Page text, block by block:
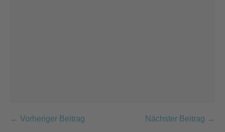
Beitragsnavigation
← Vorheriger Beitrag Nächster Beitrag →